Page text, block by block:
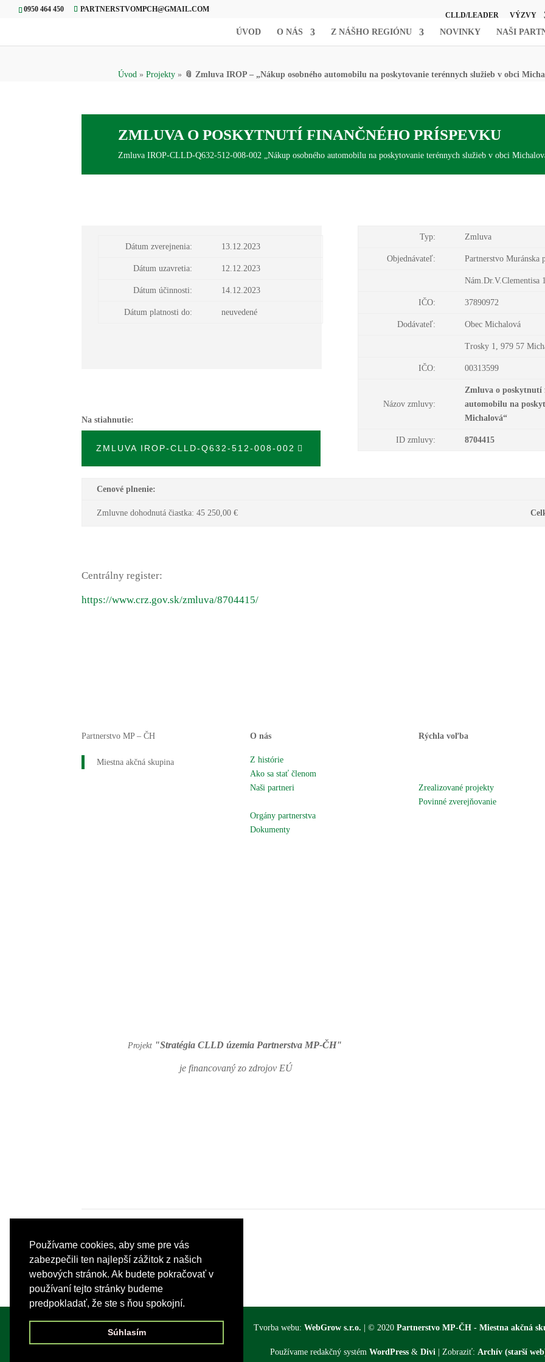
Používame cookies, aby sme pre vás
zabezpečili ten najlepší zážitok z našich
webových stránok. Ak budete pokračovať v
používaní tejto stránky budeme
predpokladať, že ste s ňou spokojní.
Súhlasím
0950 464 450 PARTNERSTVOMPCH@GMAIL.COM
CLLD/LEADER VÝZVY
ÚVOD O NÁS Z NÁŠHO REGIÓNU NOVINKY NAŠI
Úvod »Projekty » 📎 Zmluva IROP – „Nákup osobného automobilu na poskytovanie terénnych služieb v obci
ZMLUVA O POSKYTNUTÍ FINANČNÉHO PRÍSPEVKU
Zmluva IROP-CLLD-Q632-512-008-002 „Nákup osobného automobilu na poskytovanie terénnych služieb v obci
Dátum zverejnenia: 13.12.2023
Dátum uzavretia: 12.12.2023
Dátum účinnosti: 14.12.2023
Dátum platnosti do: neuvedené
Na stiahnutie:
ZMLUVA IROP-CLLD-Q632-512-008-002
Typ: Zmluva
Objednávateľ: Partnerstvo Muránska
Nám.Dr.V.Clementisa
IČO: 37890972
Dodávateľ: Obec Michalová
Trosky 1, 979 57
IČO: 00313599
Názov zmluvy:
Zmluva o poskytnutí
automobilu na
Michalová“
ID zmluvy: 8704415
Cenové plnenie:
Zmluvne dohodnutá čiastka: 45 250,00 €
Centrálny register:
https://www.crz.gov.sk/zmluva/8704415/
Partnerstvo MP – ČH
Miestna akčná skupina
O nás
Z histórie
Ako sa stať členom
Naši partneri
Orgány partnerstva
Dokumenty
Rýchla voľba
Zrealizované projekty
Povinné zverejňovanie
Projekt "Stratégia CLLD územia Partnerstva MP-ČH"
je financovaný zo zdrojov EÚ
Tvorba webu: WebGrow s.r.o. | © 2020 Partnerstvo MP-ČH - Miestna akčná
Používame redakčný systém WordPress & Divi | Zobraziť: Archív (starší